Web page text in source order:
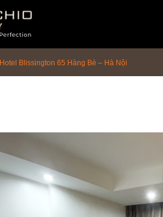
Hotel Blissington 65 Hàng Bè – Hà Nội